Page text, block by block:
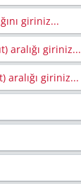
giriniz...
aralığı giriniz...
aralığı giriniz...